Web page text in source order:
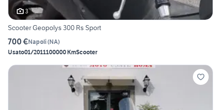
3
Scooter Geopolys 300 Rs Sport
700 €Napoli(NA)
Usato01/2011100000 KmScooter